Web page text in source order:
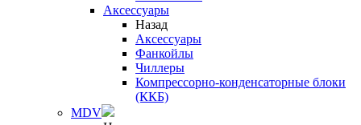
Аксессуары
Назад
Аксессуары
Фанкойлы
Чиллеры
Компрессорно-конденсаторные блоки
(ККБ)
MDV